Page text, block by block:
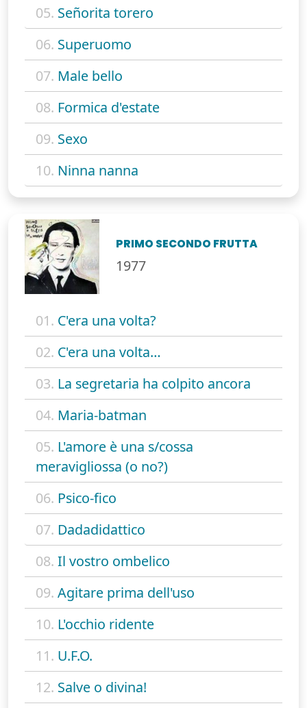
05. Señorita torero
06. Superuomo
07. Male bello
08. Formica d'estate
09. Sexo
10. Ninna nanna
PRIMO SECONDO FRUTTA
1977
01. C'era una volta?
02. C'era una volta…
03. La segretaria ha colpito ancora
04. Maria-batman
05. L'amore è una s/cossa
meravigliossa (o no?)
06. Psico-fico
07. Dadadidattico
08. Il vostro ombelico
09. Agitare prima dell'uso
10. L'occhio ridente
11. U.F.O.
12. Salve o divina!